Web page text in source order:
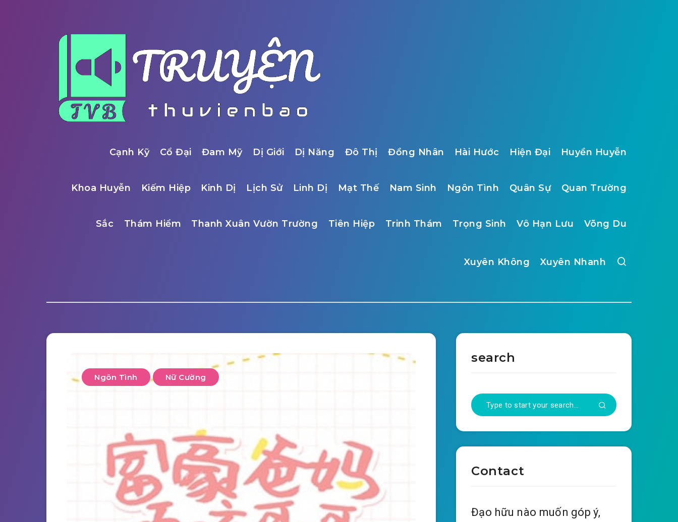
Cạnh Kỹ Cổ Đại Đam Mỹ Dị Giới Dị Năng Đô Thị Đồng Nhân Hài Hước Hiện Đại Huyền Huyễn
Khoa Huyễn Kiếm Hiệp Kinh Dị Lịch Sử Linh Dị Mạt Thế Nam Sinh Ngôn Tình Quân Sự Quan Trường
Sắc Thám Hiểm Thanh Xuân Vườn Trường Tiên Hiệp Trinh Thám Trọng Sinh Vô Hạn Lưu Võng Du
Xuyên Không Xuyên Nhanh
Ngôn Tình Nữ Cường
search
Contact
Đạo hữu nào muốn góp ý,